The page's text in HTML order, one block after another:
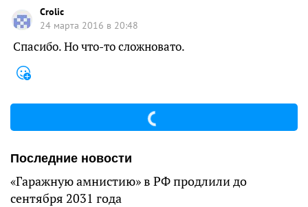
Crolic
24 марта 2016 в 20:48
Спасибо. Но что-то сложновато.
Последние новости
«Гаражную амнистию» в РФ продлили до
сентября 2031 года